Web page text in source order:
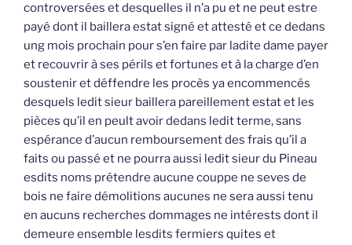
controversées et desquelles il n’a pu et ne peut estre
payé dont il baillera estat signé et attesté et ce dedans
ung mois prochain pour s’en faire par ladite dame payer
et recouvrir à ses périls et fortunes et à la charge d’en
soustenir et déffendre les procès ya encommencés
desquels ledit sieur baillera pareillement estat et les
pièces qu’il en peult avoir dedans ledit terme, sans
espérance d’aucun remboursement des frais qu’il a
faits ou passé et ne pourra aussi ledit sieur du Pineau
esdits noms prétendre aucune couppe ne seves de
bois ne faire démolitions aucunes ne sera aussi tenu
en aucuns recherches dommages ne intérests dont il
demeure ensemble lesdits fermiers quites et